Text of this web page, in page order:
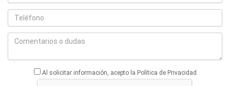
Al solicitar información, acepto la Política de Privacidad